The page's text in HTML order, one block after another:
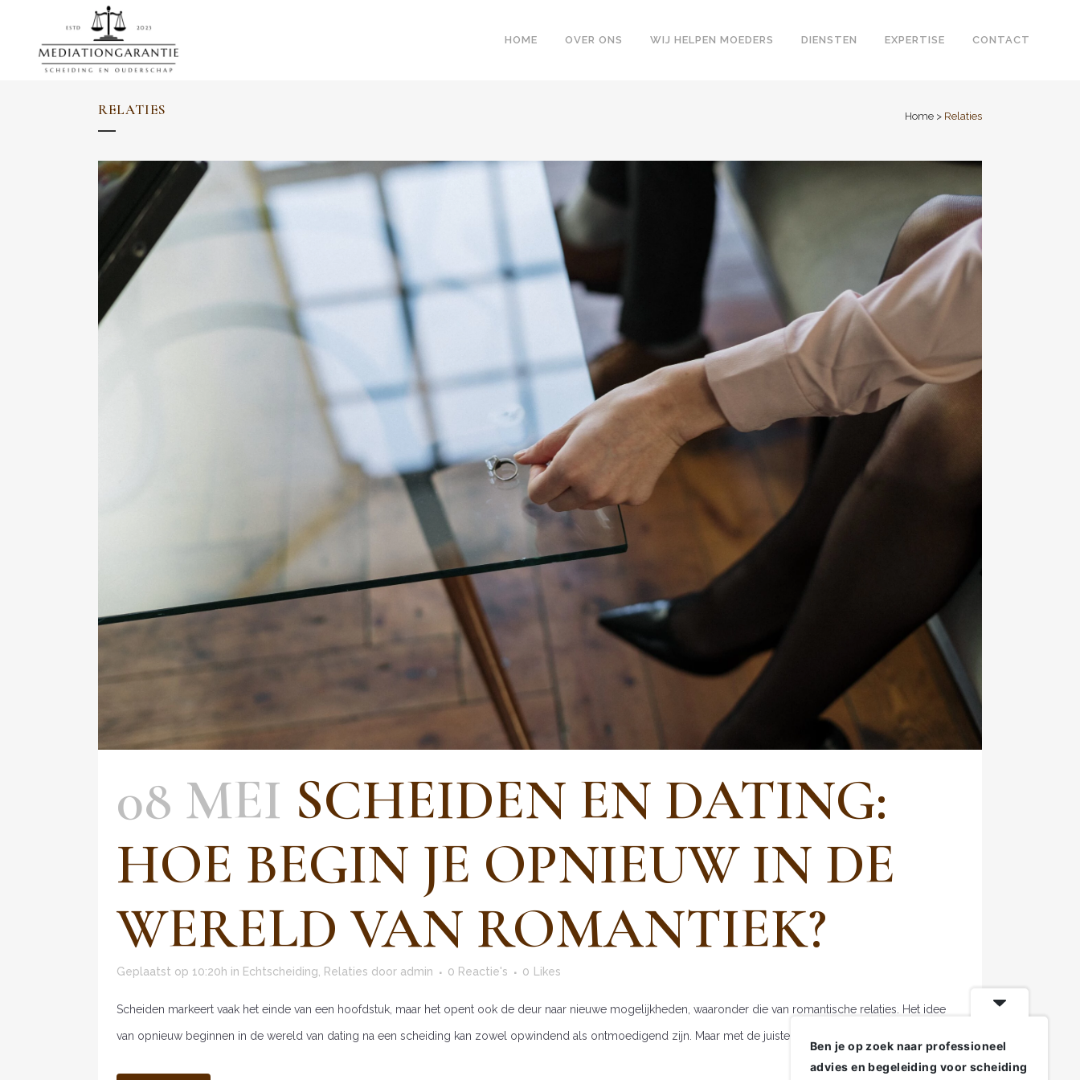
HOME OVER ONS WIJ HELPEN MOEDERS DIENSTEN EXPERTISE CONTACT
RELATIES Home > Relaties
08 MEI SCHEIDEN EN DATING:
HOE BEGIN JE OPNIEUW IN DE
WERELD VAN ROMANTIEK?
Geplaatst op 10:20h in Echtscheiding, Relaties door admin 0 Reactie's 0 Likes
Scheiden markeert vaak het einde van een hoofdstuk, maar het opent ook de deur naar nieuwe mogelijkheden, waaronder die van romantische relaties. Het idee
van opnieuw beginnen in de wereld van dating na een scheiding kan zowel opwindend als ontmoedigend zijn. Maar met de juiste...
Ben je op zoek naar professioneel
advies en begeleiding voor scheiding